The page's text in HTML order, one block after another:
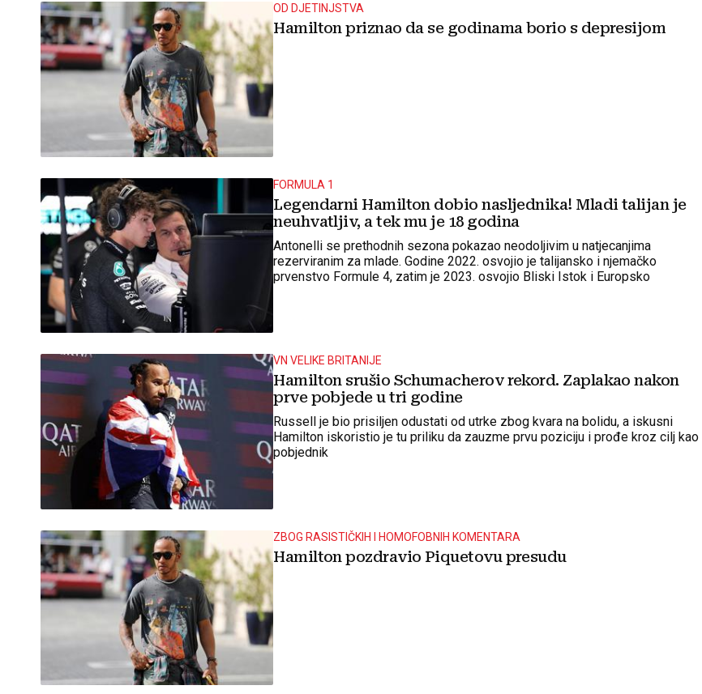
OD DJETINJSTVA
Hamilton priznao da se godinama borio s depresijom
FORMULA 1
Legendarni Hamilton dobio nasljednika! Mladi talijan je
neuhvatljiv, a tek mu je 18 godina
Antonelli se prethodnih sezona pokazao neodoljivim u natjecanjima
rezerviranim za mlade. Godine 2022. osvojio je talijansko i njemačko
prvenstvo Formule 4, zatim je 2023. osvojio Bliski Istok i Europsko
VN VELIKE BRITANIJE
Hamilton srušio Schumacherov rekord. Zaplakao nakon
prve pobjede u tri godine
Russell je bio prisiljen odustati od utrke zbog kvara na bolidu, a iskusni
Hamilton iskoristio je tu priliku da zauzme prvu poziciju i prođe kroz cilj kao
pobjednik
ZBOG RASISTIČKIH I HOMOFOBNIH KOMENTARA
Hamilton pozdravio Piquetovu presudu